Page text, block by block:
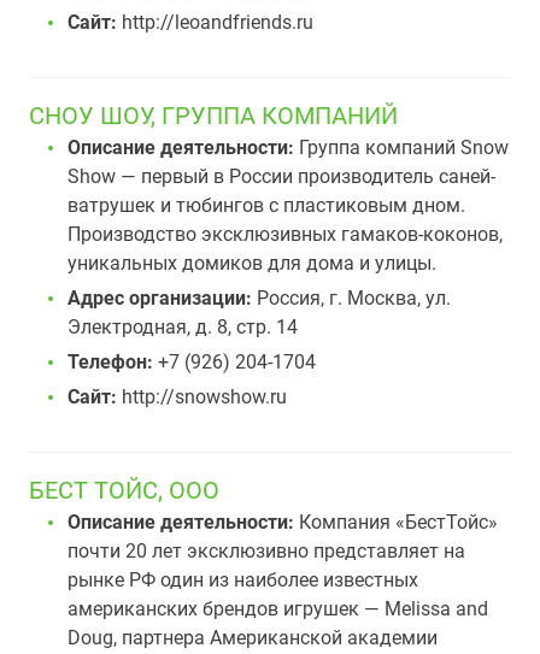
Сайт: http://leoandfriends.ru
СНОУ ШОУ, ГРУППА КОМПАНИЙ
Описание деятельности: Группа компаний Snow
Show — первый в России производитель саней-
ватрушек и тюбингов с пластиковым дном.
Производство эксклюзивных гамаков-коконов,
уникальных домиков для дома и улицы.
Адрес организации: Россия, г. Москва, ул.
Электродная, д. 8, стр. 14
Телефон: +7 (926) 204-1704
Сайт: http://snowshow.ru
БЕСТ ТОЙС, ООО
Описание деятельности: Компания «БестТойс»
почти 20 лет эксклюзивно представляет на
рынке РФ один из наиболее известных
американских брендов игрушек — Melissa and
Doug, партнера Американской академии